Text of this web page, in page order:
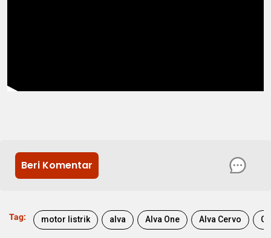
Beri Komentar
Tag: motor listrik alva Alva One Alva Cervo